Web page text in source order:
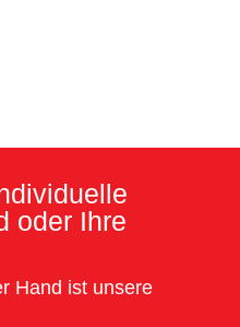
oder Ihre
Hand ist unsere